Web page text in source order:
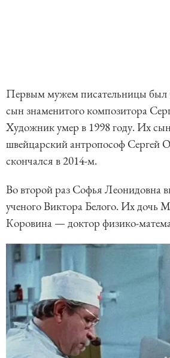
Первым мужем писательницы
сын знаменитого композитора
Художник умер в 1998 году. Их
швейцарский антропософ Сергей
скончался в 2014-м.
Во второй раз Софья Леонидовна
ученого Виктора Белого. Их дочь
Коровина — доктор физико-